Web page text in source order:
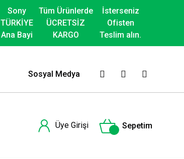
Sony
TÜRKİYE
Ana Bayi
Tüm Ürünlerde
ÜCRETSİZ
KARGO
İsterseniz
Ofisten
Teslim alın.
Sosyal Medya
Üye Girişi Sepetim